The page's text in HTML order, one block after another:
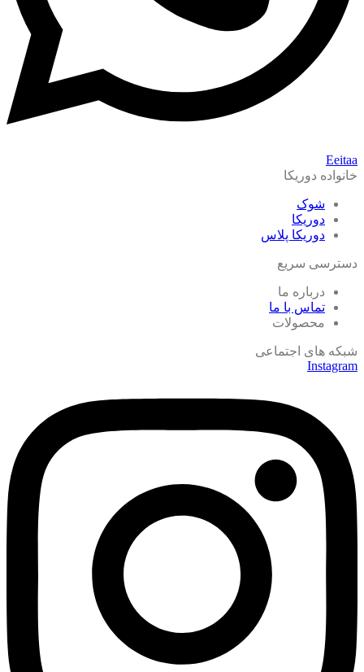
Eeitaa
خانواده دوریکا
شوک
دوریکا
دوریکا پلاس
دسترسی سریع
درباره ما
تماس با ما
محصولات
شبکه های اجتماعی
Instagram